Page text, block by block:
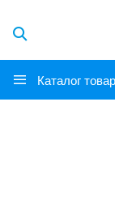
Каталог